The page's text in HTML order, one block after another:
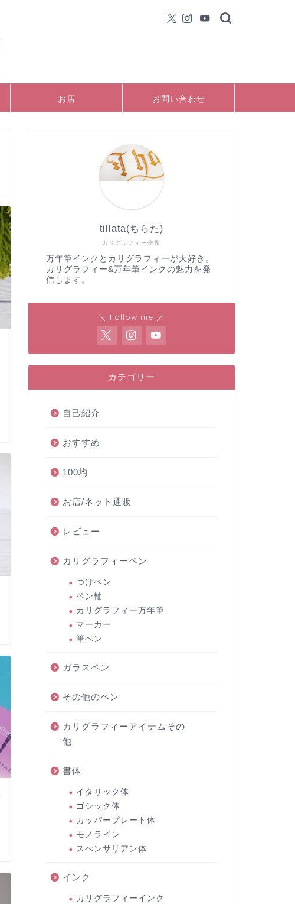
お店 お問い合わせ
カリグラフィー作家
tillata(ちらた)
万年筆インクとカリグラフィーが大好き。
カリグラフィー&万年筆インクの魅力を発
信します。
＼ Follow me ／
カテゴリー
自己紹介
おすすめ
100均
お店/ネット通販
レビュー
カリグラフィーペン
つけペン
ペン軸
カリグラフィー万年筆
マーカー
筆ペン
ガラスペン
その他のペン
カリグラフィーアイテムその
他
書体
イタリック体
ゴシック体
カッパープレート体
モノライン
スぺンサリアン体
インク
カリグラフィーインク